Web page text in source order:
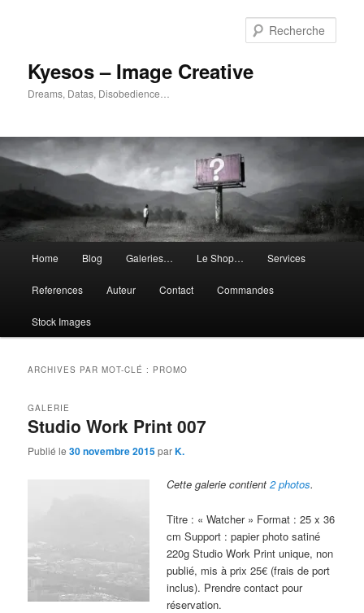
Kyesos – Image Creative
Dreams, Datas, Disobedience…
principal
Home Blog Galeries… Le Shop… Services
References Auteur Contact Commandes
Stock Images
ARCHIVES PAR MOT-CLÉ : PROMO
Studio Work Print 007
GALERIE
Publié le30 novembre 2015parK.
Cette galerie contient2 photos.
Titre : « Watcher » Format : 25 x 36
cm Support : papier photo satiné
220g Studio Work Print unique, non
publié, mis à prix 25€ (frais de port
inclus). Prendre contact pour
réservation.